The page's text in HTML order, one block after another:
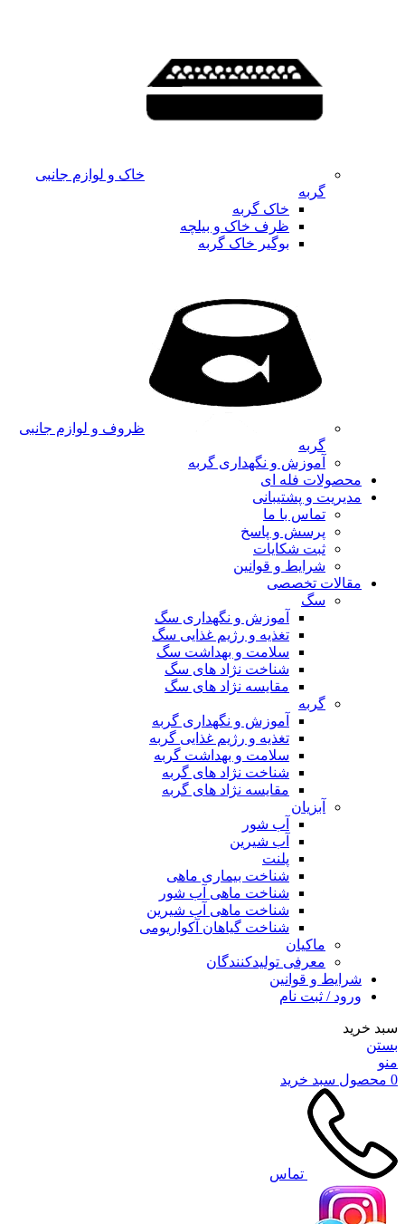
خاک و لوازم جانبی
گربه
خاک گربه
ظرف خاک و بیلچه
بوگیر خاک گربه
ظروف و لوازم جانبی
گربه
آموزش و نگهداری گربه
محصولات فله ای
مدیریت و پشتیبانی
تماس با ما
پرسش و پاسخ
ثبت شکایات
شرایط و قوانین
مقالات تخصصی
سگ
آموزش و نگهداری سگ
تغذیه و رژیم غذایی سگ
سلامت و بهداشت سگ
شناخت نژاد های سگ
مقایسه نژاد های سگ
گربه
آموزش و نگهداری گربه
تغذیه و رژیم غذایی گربه
سلامت و بهداشت گربه
شناخت نژاد های گربه
مقایسه نژاد های گربه
آبزیان
آب شور
آب شیرین
پلنت
شناخت بیماری ماهی
شناخت ماهی آب شور
شناخت ماهی آب شیرین
شناخت گیاهان آکواریومی
ماکیان
معرفی تولیدکنندگان
شرایط و قوانین
ورود / ثبت نام
سبد خرید
بستن
منو
0 محصول سبد خرید
تماس